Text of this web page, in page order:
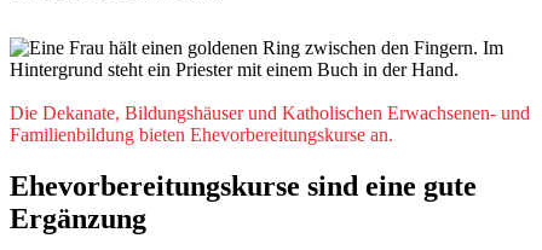
Die Dekanate, Bildungshäuser und Katholischen Erwachsenen- und
Familienbildung bieten Ehevorbereitungskurse an.
Ehevorbereitungskurse sind eine gute
Ergänzung